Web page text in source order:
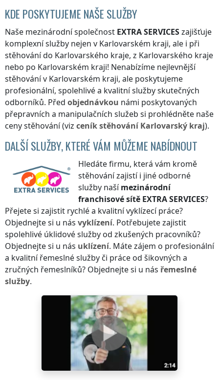
KDE POSKYTUJEME NAŠE SLUŽBY
Naše mezinárodní společnost EXTRA SERVICESzajišťuje
komplexní služby nejen v Karlovarském kraji, ale i při
stěhovánído Karlovarského kraje, z Karlovarského kraje
nebo po Karlovarském kraji! Nenabízíme nejlevnější
stěhovánív Karlovarském kraji, ale poskytujeme
profesionální, spolehlivé a kvalitní služby skutečných
odborníků. Před objednávkou námi poskytovaných
přepravních a manipulačních služeb si prohlédněte naše
ceny stěhování (viz ceníkstěhování Karlovarský kraj).
DALŠÍ SLUŽBY, KTERÉ VÁM MŮŽEME NABÍDNOUT
Hledáte firmu, která vám kromě
stěhování zajistí i jiné odborné
služby našímezinárodní
franchisové sítě EXTRA SERVICES?
Přejete si zajistit rychlé a kvalitní vyklízecí práce?
Objednejte si u nás vyklízení. Potřebujete zajistit
spolehlivé úklidové služby od zkušených pracovníků?
Objednejte si u nás uklízení. Máte zájem o profesionální
a kvalitní řemeslné služby či práce od šikovných a
zručných řemeslníků? Objednejte si u nás řemeslné
služby.